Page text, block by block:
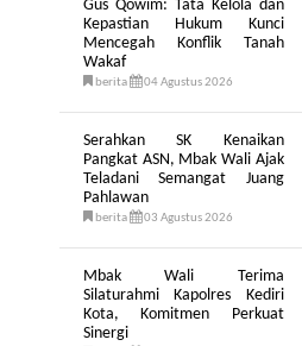
Gus Qowim: Tata Kelola dan
Kepastian Hukum Kunci
Mencegah Konflik Tanah
Wakaf
berita 04 Agustus 2026
Serahkan SK Kenaikan
Pangkat ASN, Mbak Wali Ajak
Teladani Semangat Juang
Pahlawan
berita 03 Agustus 2026
Mbak Wali Terima
Silaturahmi Kapolres Kediri
Kota, Komitmen Perkuat
Sinergi